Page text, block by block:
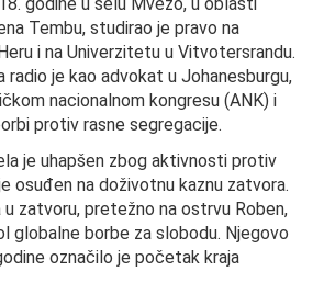
Tembu, studirao je pravo na
i na Univerzitetu u Vitvotersrandu.
radio je kao advokat u Johanesburgu,
nacionalnom kongresu (ANK) i
protiv rasne segregacije.
je uhapšen zbog aktivnosti protiv
osuđen na doživotnu kaznu zatvora.
zatvoru, pretežno na ostrvu Roben,
globalne borbe za slobodu. Njegovo
označilo je početak kraja